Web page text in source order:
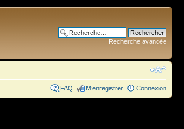
Recherche avancée
FAQ M’enregistrer Connexion